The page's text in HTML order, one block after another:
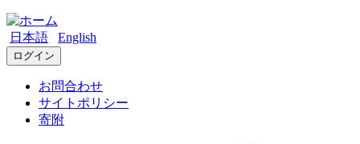
日本語 English
ログイン
お問合わせ
サイトポリシー
寄附